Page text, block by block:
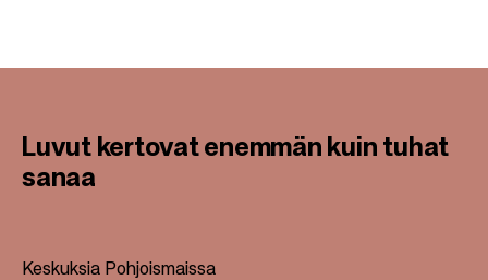
Luvut kertovat enemmän kuin tuhat
sanaa
Keskuksia Pohjoismaissa